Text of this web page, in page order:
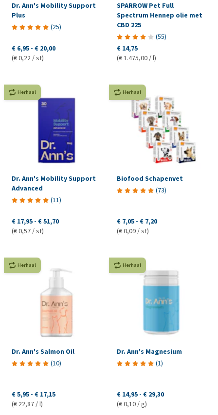
Dr. Ann's Mobility Support
Plus
(25)
€ 6,95 - € 20,00
(€ 0,22 / st)
SPARROW Pet Full
Spectrum Hennep olie met
CBD 225
(55)
€ 14,75
(€ 1.475,00 / l)
Herhaal
Dr. Ann's Mobility Support
Advanced
(11)
€ 17,95 - € 51,70
(€ 0,57 / st)
Herhaal
Biofood Schapenvet
(73)
€ 7,05 - € 7,20
(€ 0,09 / st)
Herhaal
Dr. Ann's Salmon Oil
(10)
€ 5,95 - € 17,15
(€ 22,87 / l)
Herhaal
Dr. Ann's Magnesium
(1)
€ 14,95 - € 29,30
(€ 0,10 / g)